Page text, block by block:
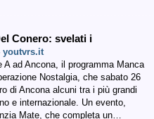
Conero: svelati i
youtvrs.it
ad Ancona, il programma Manca
Nostalgia, che sabato 26
di Ancona alcuni tra i più grandi
e internazionale. Un evento,
Mate, che completa un…